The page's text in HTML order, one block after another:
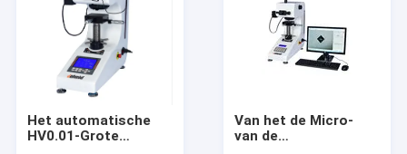
Het automatische
HV0.01-Grote
Van het de Micro-
van de